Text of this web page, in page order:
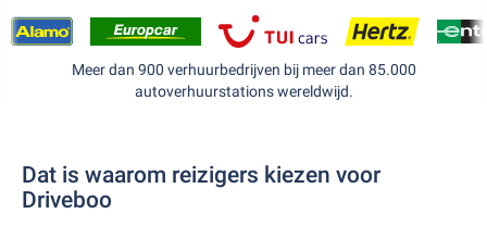
Meer dan 900 verhuurbedrijven bij meer dan 85.000
autoverhuurstations wereldwijd.
Dat is waarom reizigers kiezen voor
Driveboo